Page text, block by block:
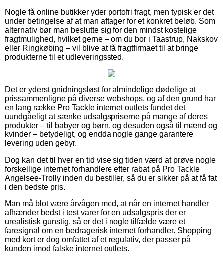
Nogle få online butikker yder portofri fragt, men typisk er det
under betingelse af at man aftager for et konkret beløb. Som
alternativ bør man beslutte sig for den mindst kostelige
fragtmulighed, hvilket gerne – om du bor i Taastrup, Nakskov
eller Ringkøbing – vil blive at få fragtfirmaet til at bringe
produkterne til et udleveringssted.
Det er yderst gnidningsløst for almindelige dødelige at
prissammenligne på diverse webshops, og af den grund har
en lang række Pro Tackle internet outlets fundet det
uundgåeligt at sænke udsalgspriserne på mange af deres
produkter – til babyer og børn, og desuden også til mænd og
kvinder – betydeligt, og endda nogle gange garantere
levering uden gebyr.
Dog kan det til hver en tid vise sig tiden værd at prøve nogle
forskellige internet forhandlere efter rabat på Pro Tackle
Angelsee-Trolly inden du bestiller, så du er sikker på at få fat
i den bedste pris.
Man må blot være årvågen med, at når en internet handler
afhænder bedst i test varer for en udsalgspris der er
urealistisk gunstig, så er det i nogle tilfælde være et
faresignal om en bedragerisk internet forhandler. Shopping
med kort er dog omfattet af et regulativ, der passer på
kunden imod falske internet outlets.